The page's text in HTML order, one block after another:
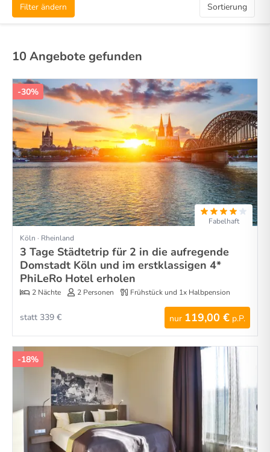
Filter ändern Sortierung
10 Angebote gefunden
-30%
Fabelhaft
Köln · Rheinland
3 Tage Städtetrip für 2 in die aufregende
Domstadt Köln und im erstklassigen 4*
PhiLeRo Hotel erholen
2 Nächte 2 Personen Frühstück und 1x Halbpension
nur 119,00 € p.P.
statt 339 €
-18%